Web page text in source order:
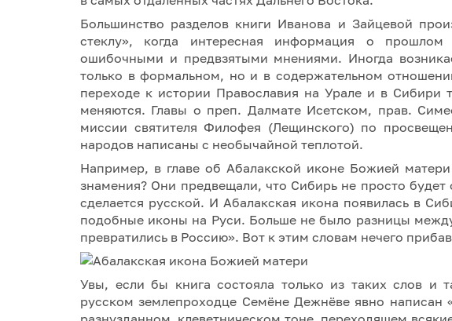
Большинство разделов книги Иванова и Зайцевой
стеклу», когда интересная информация о
ошибочными и предвзятыми мнениями. Иногда
только в формальном, но и в содержательном
переходе к истории Православия на Урале и в Сибири
меняются. Главы о преп. Далмате Исетском, прав.
миссии святителя Филофея (Лещинского) по
народов написаны с необычайной теплотой.
Например, в главе об Абалакской иконе Божией
знамения? Они предвещали, что Сибирь не просто
сделается русской. И Абалакская икона появилась в
подобные иконы на Руси. Больше не было разницы
превратились в Россию». Вот к этим словам нечего
Увы, если бы книга состояла только из таких слов и
русском землепроходце Семёне Дежнёве явно написан